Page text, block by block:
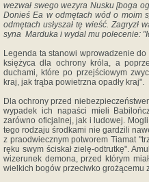
wezwał swego wezyra Nusku [boga
Donieś Ea w odmętach wód o moim
odmętach usłyszał tę wieść. Zagryzł
syna Marduka i wydal mu polecenie:
Legenda ta stanowi wprowadzenie
księżyca dla ochrony króla, a
duchami, które po przejściowym
kraj, jak trąba powietrzna opadły kraj".
Dla ochrony przed
wypadek ich napaści mieli
zarówno oficjalnej, jak i ludowej.
tego rodzaju środkami nie gardzili
z praodwiecznym potworem Tiamat
ręku swym ściskał zielę-odtrutkę".
wizerunek demona, przed którym
wielkich bogów przeciwko grożącemu